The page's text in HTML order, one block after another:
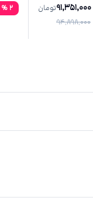
91,351,000
94,898,000
تومان
2
%